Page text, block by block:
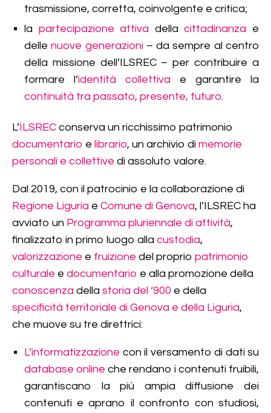
trasmissione, corretta, coinvolgente e critica;
la partecipazione attiva dellacittadinanza e
dellenuove generazioni – da sempre al centro
della missione dell’ILSREC – per contribuire a
formare l’identità collettiva e garantire la
continuità tra passato, presente, futuro.
L’ILSREC conserva un ricchissimo patrimonio
documentario e librario, un archivio di memorie
personali e collettive di assoluto valore.
Dal 2019, con il patrocinio e la collaborazione di
Regione Liguria e Comune di Genova, l’ILSREC ha
avviato un Programma pluriennale di attività,
finalizzato in primo luogo alla custodia,
valorizzazione e fruizione del proprio patrimonio
culturale e documentario e alla promozione della
conoscenza della storia del ‘900 e della
specificità territoriale di Genova e della Liguria,
che muove su tre direttrici:
L’informatizzazione con il versamento di dati su
database online che rendano i contenuti fruibili,
garantiscano la più ampia diffusione dei
contenuti e aprano il confronto con studiosi,